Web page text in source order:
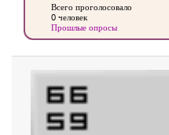
Всего проголосовало
0 человек
Прошлые опросы